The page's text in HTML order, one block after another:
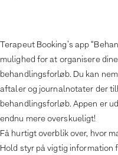
Terapeut Booking’s app
mulighed for at organisere
behandlingsforløb. Du kan
aftaler og journalnotater der
behandlingsforløb. Appen er
endnu mere overskueligt!
Få hurtigt overblik over, hvor
Hold styr på vigtig information